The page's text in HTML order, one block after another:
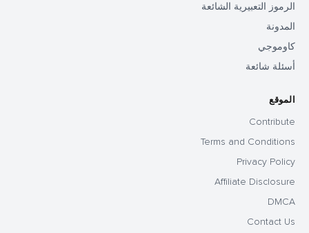
الرموز التعبيرية الشائعة
المدونة
كاوموجي
أسئلة شائعة
الموقع
Contribute
Terms and Conditions
Privacy Policy
Affiliate Disclosure
DMCA
Contact Us